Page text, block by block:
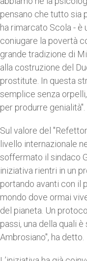
pensano che tutto sia
ha rimarcato Scola - è
coniugare la povertà
grande tradizione di
alla costruzione del
prostitute. In questa
semplice senza
per produrre genialità".
Sul valore del
livello internazionale
soffermato il sindaco
iniziativa rientri in un
portando avanti con il
mondo dove ormai
del pianeta. Un
passi, una della quali
Ambrosiano", ha detto.